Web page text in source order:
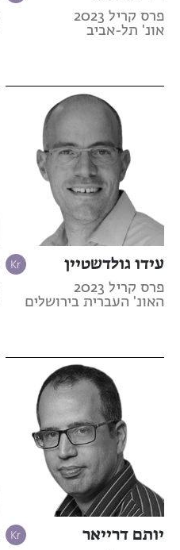
פרס קריל 2023
אונ' תל-אביב
עידו גולדשטיין
פרס קריל 2023
האונ' העברית בירושלים
יותם דרייאר